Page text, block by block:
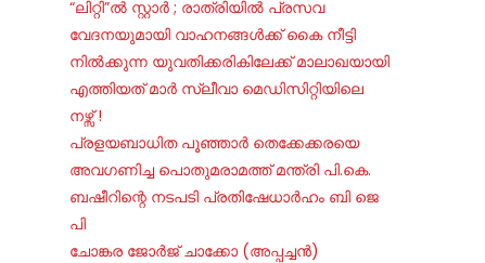
“ലിറ്റി”ൽ സ്റ്റാർ ; രാത്രിയിൽ പ്രസവ
വേദനയുമായി വാഹനങ്ങൾക്ക് കൈ നീട്ടി
നിൽക്കുന്ന യുവതിക്കരികിലേക്ക് മാലാഖയായി
എത്തിയത് മാർ സ്ലീവാ മെഡിസിറ്റിയിലെ
നഴ്സ് !
പ്രളയബാധിത പൂഞ്ഞാർ തെക്കേക്കരയെ
അവഗണിച്ച പൊതുമരാമത്ത് മന്ത്രി പി.കെ.
ബഷീറിന്റെ നടപടി പ്രതിഷേധാർഹം ബി ജെ
പി
ചോങ്കര ജോര്‍ജ് ചാക്കോ (അപ്പച്ചന്‍)